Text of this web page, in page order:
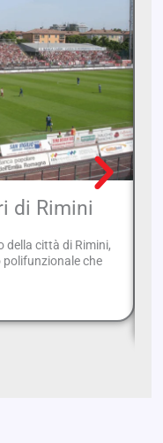
di Rimini
della città di Rimini,
polifunzionale che